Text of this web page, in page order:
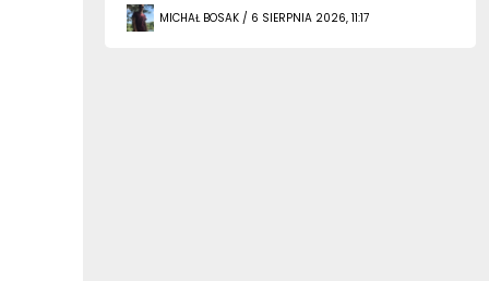
MICHAŁ BOSAK / 6 SIERPNIA 2026, 11:17